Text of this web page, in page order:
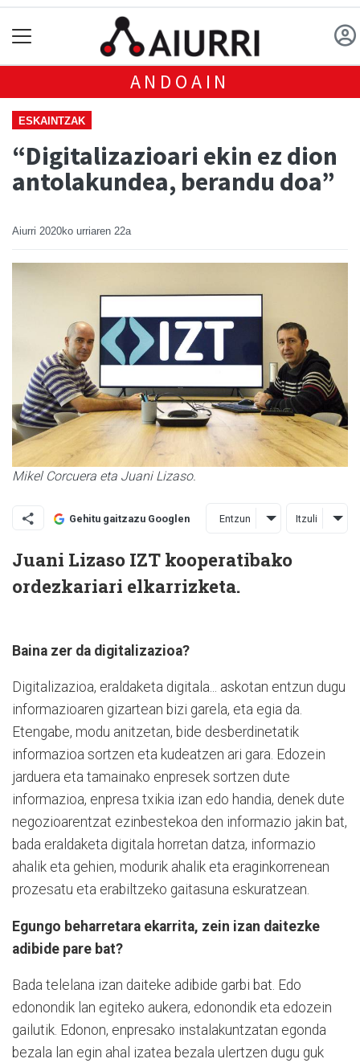
ANDOAIN
ESKAINTZAK
“Digitalizazioari ekin ez dion
antolakundea, berandu doa”
Aiurri 2020ko urriaren 22a
Mikel Corcuera eta Juani Lizaso.
Gehitu gaitzazu Googlen Entzun Itzuli
Juani Lizaso IZT kooperatibako
ordezkariari elkarrizketa.
Baina zer da digitalizazioa?
Digitalizazioa, eraldaketa digitala... askotan entzun dugu
informazioaren gizartean bizi garela, eta egia da.
Etengabe, modu anitzetan, bide desberdinetatik
informazioa sortzen eta kudeatzen ari gara. Edozein
jarduera eta tamainako enpresek sortzen dute
informazioa, enpresa txikia izan edo handia, denek dute
negozioarentzat ezinbestekoa den informazio jakin bat,
bada eraldaketa digitala horretan datza, informazio
ahalik eta gehien, modurik ahalik eta eraginkorrenean
prozesatu eta erabiltzeko gaitasuna eskuratzean.
Egungo beharretara ekarrita, zein izan daitezke
adibide pare bat?
Bada telelana izan daiteke adibide garbi bat. Edo
edonondik lan egiteko aukera, edonondik eta edozein
gailutik. Edonon, enpresako instalakuntzatan egonda
bezala lan egin ahal izatea bezala ulertzen dugu guk